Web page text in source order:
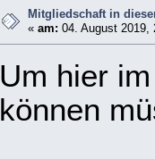
Mitgliedschaft in
«am: 04. August 2019,
Um hier
können